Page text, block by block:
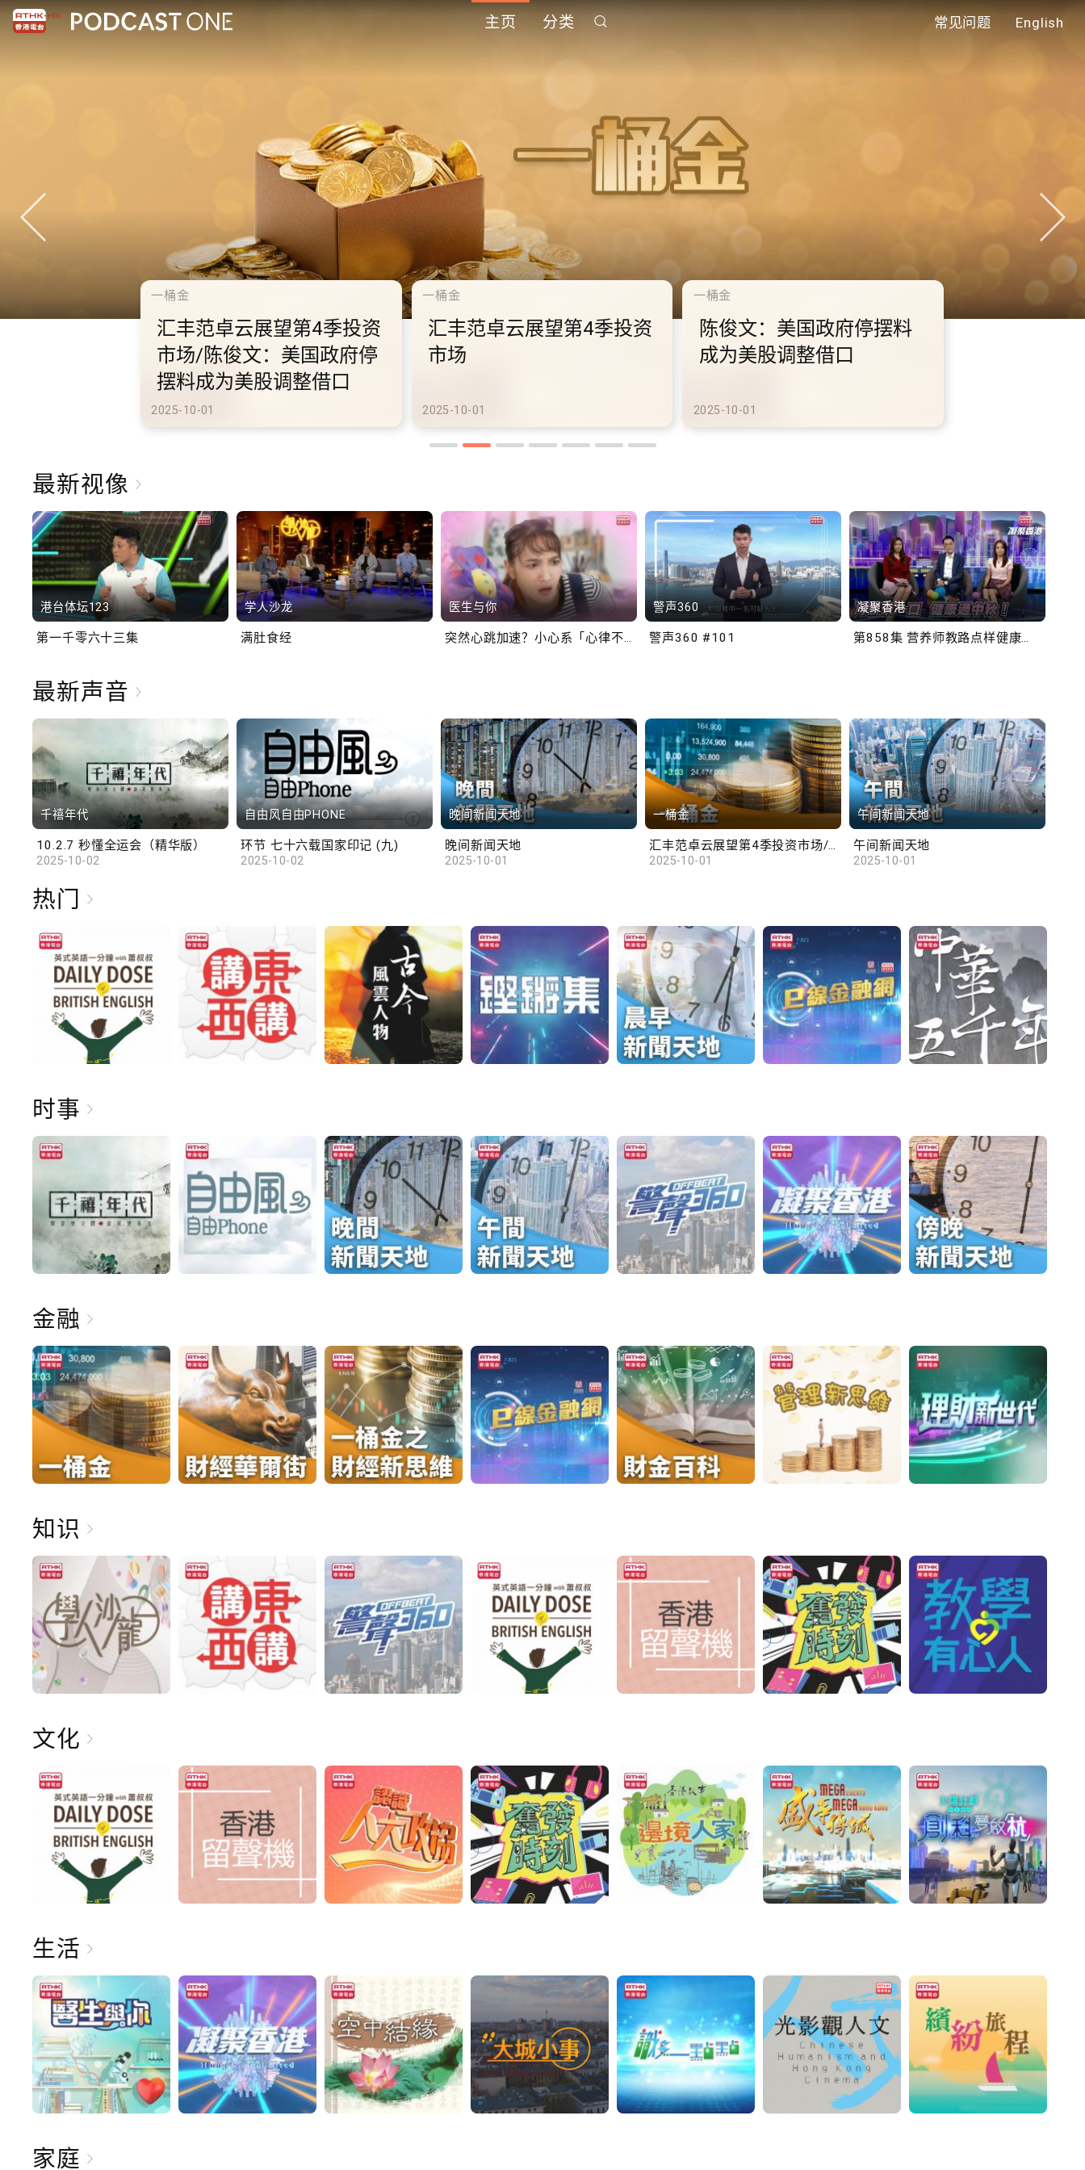
主页 分类 常见问题 English
千禧年代
10.2.1 内地国庆假期连中
秋节假期 不少内地旅客到
港旅游
2025-10-02
千禧年代
10.2.2 2028年底前当局提
供额外3000支高速充电桩
车充电站
2025-10-02
千禧年代
10.2.3 2028年底前当局提
供额外3000支高速充电桩
车充电站
2025-10-02
最新视像
港台体坛123
第一千零六十三集
学人沙龙
满肚食经
医生与你 警声360
警声360 #101
凝聚香港
最新声音
千禧年代
10.2.7 秒懂全运会（精华版）
2025-10-02
自由风自由PHONE
环节 七十六载国家印记 (九)
2025-10-02
晚间新闻天地
晚间新闻天地
2025-10-01
一桶金
2025-10-01
午间新闻天地
午间新闻天地
2025-10-01
热门
时事
金融
知识
文化
生活
家庭